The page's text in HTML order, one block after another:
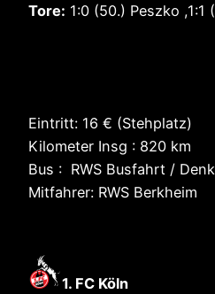
Tore: 1:0 (50.) Peszko ,1:1
Eintritt: 16 € (Stehplatz)
Kilometer Insg : 820 km
Bus : RWS Busfahrt /
Mitfahrer: RWS Berkheim
1. FC Köln